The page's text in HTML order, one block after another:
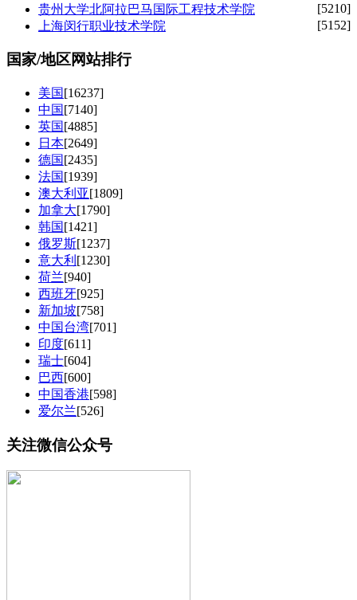
贵州大学北阿拉巴马国际工程技术学院
[5210]
上海闵行职业技术学院
[5152]
国家/地区网站排行
美国[16237]
中国[7140]
英国[4885]
日本[2649]
德国[2435]
法国[1939]
澳大利亚[1809]
加拿大[1790]
韩国[1421]
俄罗斯[1237]
意大利 [1230]
荷兰[940]
西班牙[925]
新加坡[758]
中国台湾[701]
印度[611]
瑞士[604]
巴西[600]
中国香港[598]
爱尔兰[526]
关注微信公众号